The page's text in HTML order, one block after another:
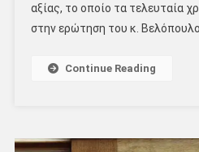
αξίας, το οποίο τα τελευταία
στην ερώτηση του κ.
Continue Reading